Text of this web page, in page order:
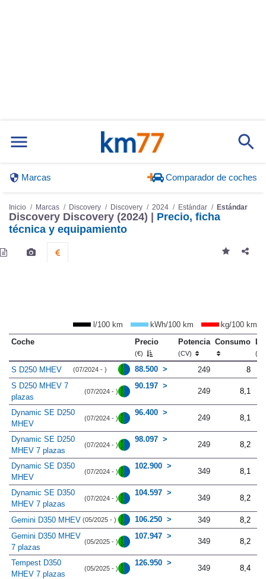
Marcas Comparador de coches
Inicio Marcas Discovery Discovery 2024 Estándar Estándar
Discovery Discovery (2024) | Precio, ficha
técnica y equipamiento
l/100 km kWh/100 km
kg/100 km
Coche
Precio
(€)
Potencia
(CV)
Consumo
S D250 MHEV (07/2024 - ) 88.500 249
8
S D250 MHEV 7
plazas
(07/2024 - )
90.197
249 8,1
Dynamic SE D250
MHEV
(07/2024 - )
96.400
249 8,1
Dynamic SE D250
MHEV 7 plazas
(07/2024 - )
98.097
249 8,2
Dynamic SE D350
MHEV
(07/2024 - )
102.900
349 8,1
Dynamic SE D350
MHEV 7 plazas
(07/2024 - )
104.597
349 8,2
Gemini D350 MHEV (05/2025 - ) 106.250 349
8,2
Gemini D350 MHEV
7 plazas
(05/2025 - )
107.947
349 8,2
Tempest D350
MHEV 7 plazas
(05/2025 - )
126.950
349 8,4